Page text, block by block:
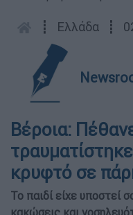
┋ Ελλάδα ┋
Βέροια:
κρυφτό σε
Το παιδί είχε υποστεί
κακώσεις και